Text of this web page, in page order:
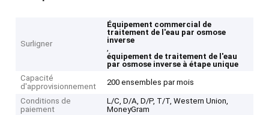
Surligner
Équipement commercial de
traitement de l'eau par osmose
inverse
,
équipement de traitement de l'eau
par osmose inverse à étape unique
Capacité
d'approvisionnement
200 ensembles par mois
Conditions de
paiement
L/C, D/A, D/P, T/T, Western Union,
MoneyGram